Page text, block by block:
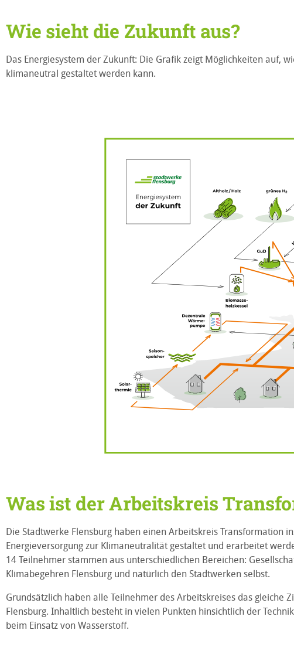
Wie sieht die Zukunft aus?
Das Energiesystem der Zukunft: Die Grafik zeigt Möglichkeiten auf,
klimaneutral gestaltet werden kann.
Was ist der Arbeitskreis
Die Stadtwerke Flensburg haben einen Arbeitskreis Transformation
Energieversorgung zur Klimaneutralität gestaltet und erarbeitet
14 Teilnehmer stammen aus unterschiedlichen Bereichen:
Klimabegehren Flensburg und natürlich den Stadtwerken selbst.
Grundsätzlich haben alle Teilnehmer des Arbeitskreises das gleiche
Flensburg. Inhaltlich besteht in vielen Punkten hinsichtlich der
beim Einsatz von Wasserstoff.